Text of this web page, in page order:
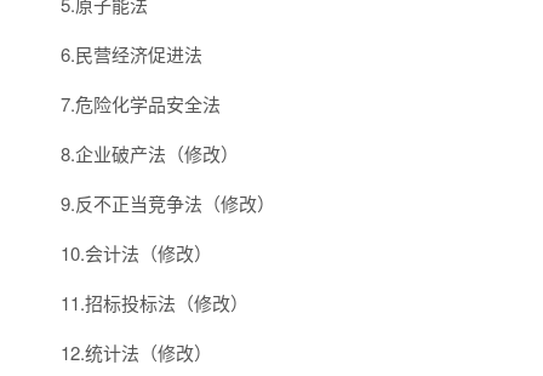
6.民营经济促进法
7.危险化学品安全法
8.企业破产法（修改）
9.反不正当竞争法（修改）
10.会计法（修改）
11.招标投标法（修改）
12.统计法（修改）